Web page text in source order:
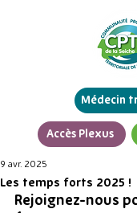
Accès Plexus
Médecin
Les temps forts 2025 !
9 avr. 2025
Rejoignez-nous